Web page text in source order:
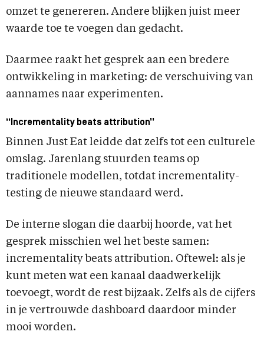
omzet te genereren. Andere blijken juist meer
waarde toe te voegen dan gedacht.
Daarmee raakt het gesprek aan een bredere
ontwikkeling in marketing: de verschuiving van
aannames naar experimenten.
“Incrementality beats attribution”
Binnen Just Eat leidde dat zelfs tot een culturele
omslag. Jarenlang stuurden teams op
traditionele modellen, totdat incrementality-
testing de nieuwe standaard werd.
De interne slogan die daarbij hoorde, vat het
gesprek misschien wel het beste samen:
incrementality beats attribution. Oftewel: als je
kunt meten wat een kanaal daadwerkelijk
toevoegt, wordt de rest bijzaak. Zelfs als de cijfers
in je vertrouwde dashboard daardoor minder
mooi worden.